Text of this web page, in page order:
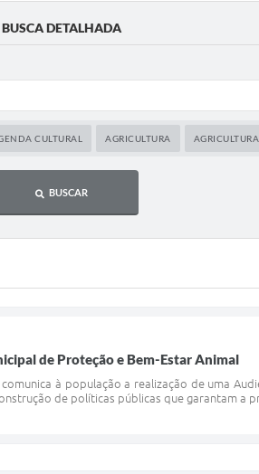
BUSCA DETALHADA
CULTURAL AGRICULTURA
BUSCAR
de Proteção e Bem-Estar Animal
à população a realização de uma
de políticas públicas que garantam a